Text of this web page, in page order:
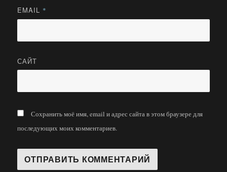
EMAIL *
САЙТ
Сохранить моё имя, email и адрес сайта в этом браузере для
последующих моих комментариев.